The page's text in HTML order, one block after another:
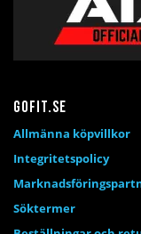
Gofit.se
Allmänna köpvillkor
Integritetspolicy
Söktermer